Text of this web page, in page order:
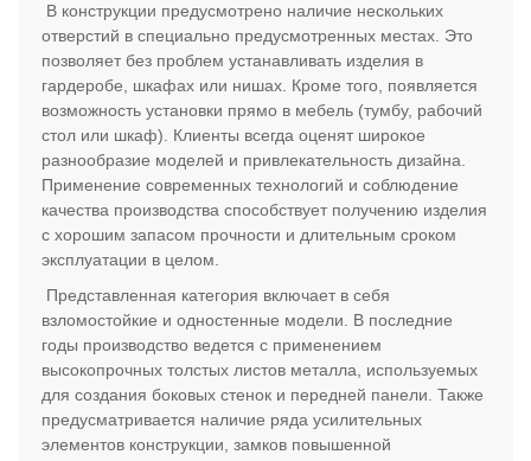
В конструкции предусмотрено наличие нескольких
отверстий в специально предусмотренных местах. Это
позволяет без проблем устанавливать изделия в
гардеробе, шкафах или нишах. Кроме того, появляется
возможность установки прямо в мебель (тумбу, рабочий
стол или шкаф). Клиенты всегда оценят широкое
разнообразие моделей и привлекательность дизайна.
Применение современных технологий и соблюдение
качества производства способствует получению изделия
с хорошим запасом прочности и длительным сроком
эксплуатации в целом.
Представленная категория включает в себя
взломостойкие и одностенные модели. В последние
годы производство ведется с применением
высокопрочных толстых листов металла, используемых
для создания боковых стенок и передней панели. Также
предусматривается наличие ряда усилительных
элементов конструкции, замков повышенной